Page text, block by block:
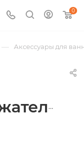
0
— Аксессуары для
(полотенцедержатели)